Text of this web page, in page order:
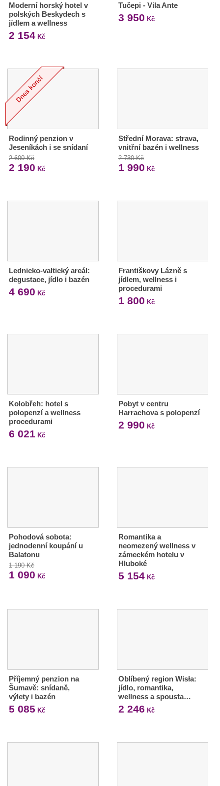
Moderní horský hotel v
polských Beskydech s
jídlem a wellness
2 154 Kč
Tučepi - Vila Ante
3 950 Kč
Rodinný penzion v
Jeseníkách i se snídaní
2 600 Kč
2 190 Kč
Střední Morava: strava,
vnitřní bazén i wellness
2 730 Kč
1 990 Kč
Lednicko-valtický areál:
degustace, jídlo i bazén
4 690 Kč
Františkovy Lázně s
jídlem, wellness i
procedurami
1 800 Kč
Kolobřeh: hotel s
polopenzí a wellness
procedurami
6 021 Kč
Pobyt v centru
Harrachova s polopenzí
2 990 Kč
Pohodová sobota:
jednodenní koupání u
Balatonu
1 190 Kč
1 090 Kč
Romantika a
neomezený wellness v
zámeckém hotelu v
Hluboké
5 154Kč
Příjemný penzion na
Šumavě: snídaně,
výlety i bazén
5 085 Kč
Oblíbený region Wisła:
jídlo, romantika,
wellness a spousta…
2 246 Kč